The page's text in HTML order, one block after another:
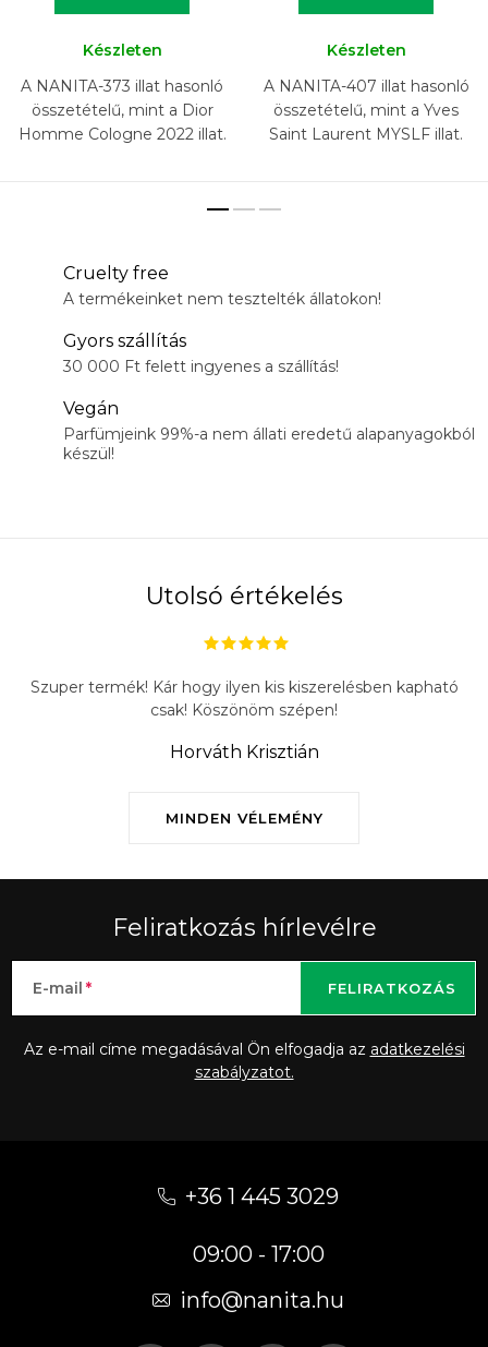
Készleten
A NANITA-373 illat hasonló
összetételű, mint a Dior
Homme Cologne 2022 illat.
Készleten
A NANITA-407 illat hasonló
összetételű, mint a Yves
Saint Laurent MYSLF illat.
Cruelty free
A termékeinket nem tesztelték állatokon!
Gyors szállítás
30 000 Ft felett ingyenes a szállítás!
Vegán
Parfümjeink 99%-a nem állati eredetű alapanyagokból
készül!
Utolsó értékelés
MINDEN VÉLEMÉNY
Szuper termék! Kár hogy ilyen kis kiszerelésben kapható
csak! Köszönöm szépen!
Horváth Krisztián
Feliratkozás hírlevélre
E-mail
Az e-mail címe megadásával Ön elfogadja az adatkezelési
szabályzatot.
FELIRATKOZÁS
+36 1 445 3029
09:00 - 17:00
info@nanita.hu